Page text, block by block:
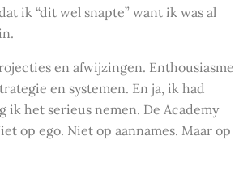
ik “dit wel snapte” want ik was al
en afwijzingen. Enthousiasme
en systemen. En ja, ik had
ik het serieus nemen. De Academy
op ego. Niet op aannames. Maar op